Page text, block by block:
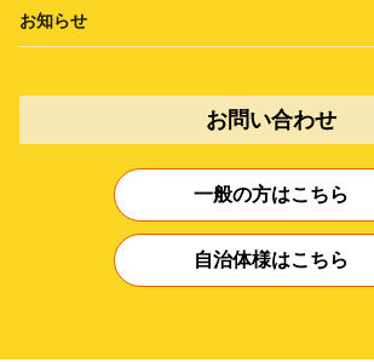
お知らせ
お問い合わせ
一般の方はこちら
自治体様はこちら